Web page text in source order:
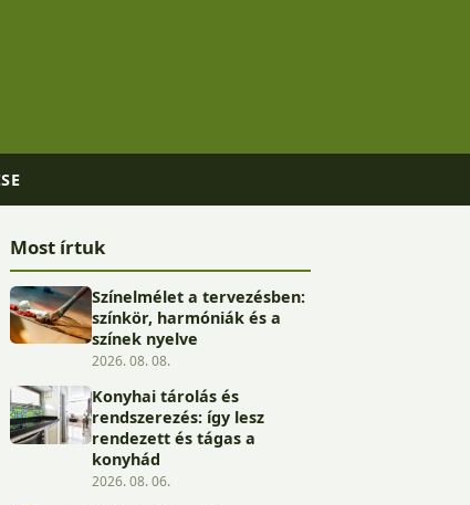
Most írtuk
Színelmélet a tervezésben:
színkör, harmóniák és a
színek nyelve
2026. 08. 08.
Konyhai tárolás és
rendszerezés: így lesz
rendezett és tágas a
konyhád
2026. 08. 06.